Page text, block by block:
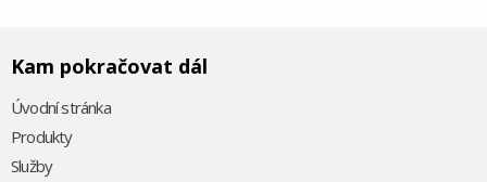
Kam pokračovat dál
Úvodní stránka
Produkty
Služby